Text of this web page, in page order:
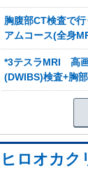
胸腹部CT検査で
アムコース(全身
*3テスラMRI 高
(DWIBS)検査+胸部
ヒロオカク